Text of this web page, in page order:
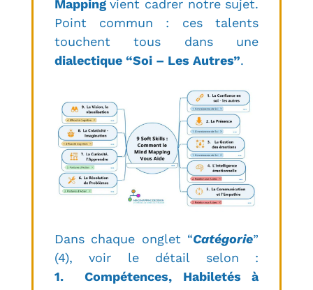
Mappingvient cadrer notre sujet.
Point commun : ces talents
touchent tous dans une
dialectique “Soi – Les Autres”.
Dans chaque onglet “Catégorie”
(4), voir le détail selon :
1. Compétences, Habiletés à